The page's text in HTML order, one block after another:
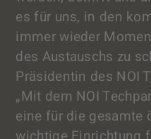
es für uns, in den
immer wieder
des Austauschs zu
Präsidentin des NOI
„Mit dem NOI
eine für die gesamte